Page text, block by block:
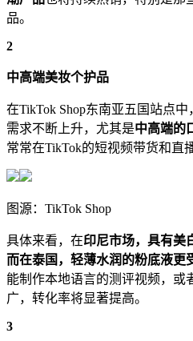
品。
2
中高端美妆个护品
在TikTok Shop东南亚五国站点
需求不断上升，尤其是中高端的
常常在TikTok的短视频带货和直
图源：TikTok Shop
具体来看，在印尼市场，具有美
而在泰国，轻薄水润的粉底液更
能制作本地语言的测评视频，或
广，转化率将显著提高。
3